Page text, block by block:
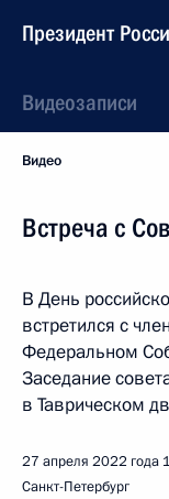
Президент
Видеозаписи
Видео
Встреча с
В День
встретился с
Федеральном
Заседание
в Таврическом
27 апреля 2022 года
Санкт-Петербург